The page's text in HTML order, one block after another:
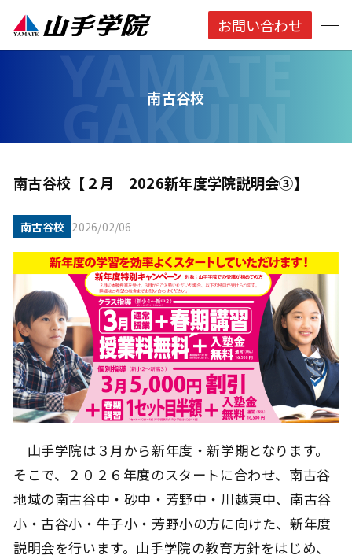
お問い合わせ
南古谷校
南古谷校【２月 2026新年度学院説明会③】
南古谷校 2026/02/06
山手学院は３月から新年度・新学期となります。
そこで、２０２６年度のスタートに合わせ、南古谷
地域の南古谷中・砂中・芳野中・川越東中、南古谷
小・古谷小・牛子小・芳野小の方に向けた、新年度
説明会を行います。山手学院の教育方針をはじめ、